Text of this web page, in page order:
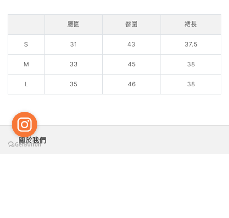
腰圍 臀圍 裙長
S 31 43 37.5
M 33 45 38
L 35 46 38
關於我們